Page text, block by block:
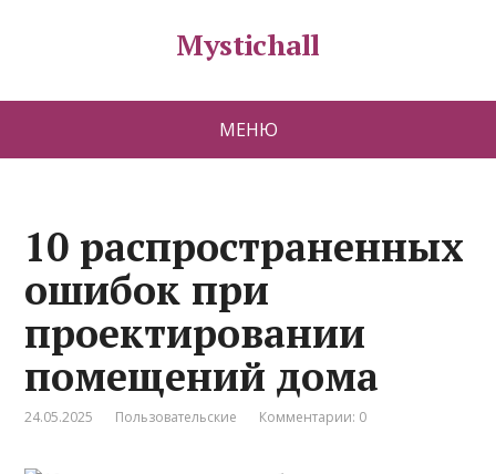
Mystichall
МЕНЮ
10 распространенных
ошибок при
проектировании
помещений дома
24.05.2025 Пользовательские Комментарии: 0